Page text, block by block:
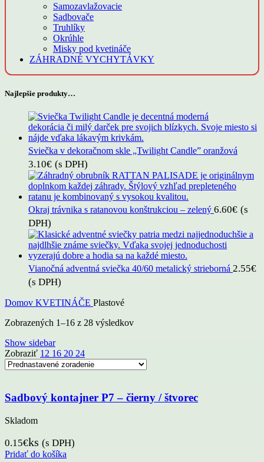
Samozavlažovacie
Sadbovače
Truhlíky
Okrúhle
Misky pod kvetináče
ZÁHRADNÉ VYCHYTÁVKY
Najlepšie produkty…
Sviečka v dekoračnom skle „Twilight Candle” oranžová
3.10€ (s DPH)
Okraj trávnika s ratanovou konštrukciou – zelený 6.60€ (s
DPH)
Vianočná adventná sviečka 40/60 metalický strieborná 2.55€
(s DPH)
Domov KVETINÁČE Plastové
Zobrazených 1–16 z 28 výsledkov
Show sidebar
Zobraziť 12 16 20 24
Sadbový kontajner P7 – čierny / štvorec
Skladom
0.15€ks (s DPH)
Pridať do košíka